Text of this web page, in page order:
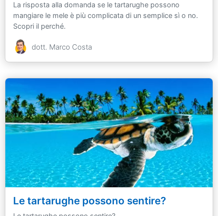
La risposta alla domanda se le tartarughe possono
mangiare le mele è più complicata di un semplice sì o no.
Scopri il perché.
dott. Marco Costa
Le tartarughe possono sentire?